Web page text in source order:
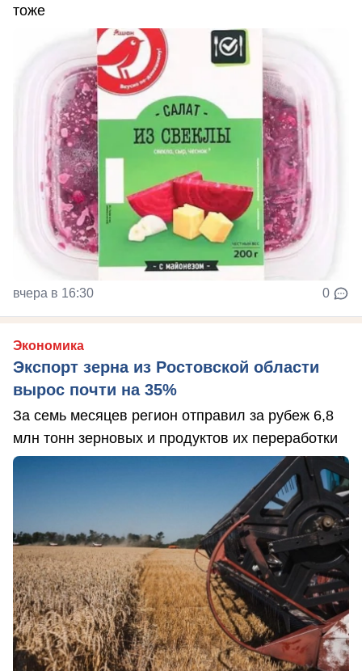
тоже
вчера в 16:30 0
Экономика
Экспорт зерна из Ростовской области
вырос почти на 35%
За семь месяцев регион отправил за рубеж 6,8
млн тонн зерновых и продуктов их переработки